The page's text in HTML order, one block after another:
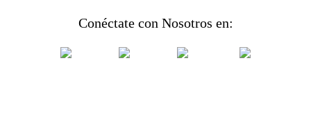
Conéctate con Nosotros en: